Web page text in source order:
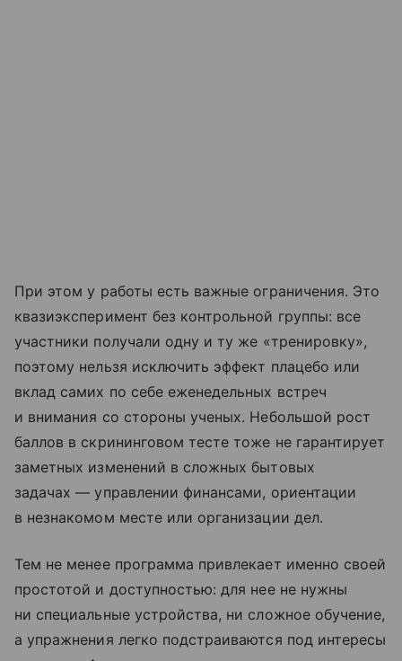
При этом у работы есть важные ограничения. Это
квазиэксперимент без контрольной группы: все
участники получали одну и ту же «тренировку»,
поэтому нельзя исключить эффект плацебо или
вклад самих по себе еженедельных встреч
и внимания со стороны ученых. Небольшой рост
баллов в скрининговом тесте тоже не гарантирует
заметных изменений в сложных бытовых
задачах — управлении финансами, ориентации
в незнакомом месте или организации дел.
Тем не менее программа привлекает именно своей
простотой и доступностью: для нее не нужны
ни специальные устройства, ни сложное обучение,
а упражнения легко подстраиваются под интересы